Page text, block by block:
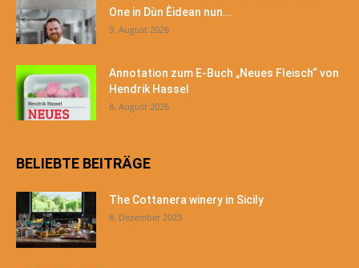
One in Dùn Èidean nun...
9. August 2026
Annotation zum E-Buch „Neues Fleisch“ von
Hendrik Hassel
8. August 2026
BELIEBTE BEITRÄGE
The Cottanera winery in Sicily
8. Dezember 2023